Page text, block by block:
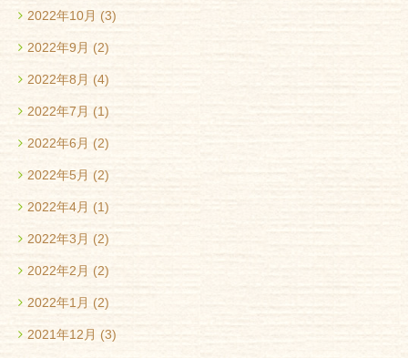
2022年10月 (3)
2022年9月 (2)
2022年8月 (4)
2022年7月 (1)
2022年6月 (2)
2022年5月 (2)
2022年4月 (1)
2022年3月 (2)
2022年2月 (2)
2022年1月 (2)
2021年12月 (3)